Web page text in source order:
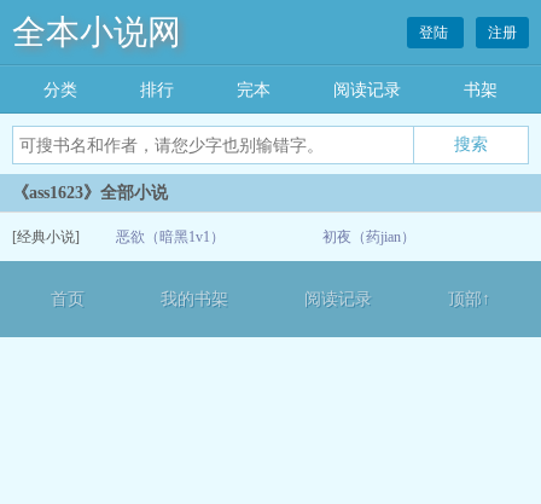
全本小说网 登陆 注册
分类 排行 完本 阅读记录 书架
《ass1623》全部小说
[经典小说] 恶欲（暗黑1v1） 初夜（药jian）
首页 我的书架 阅读记录 顶部↑